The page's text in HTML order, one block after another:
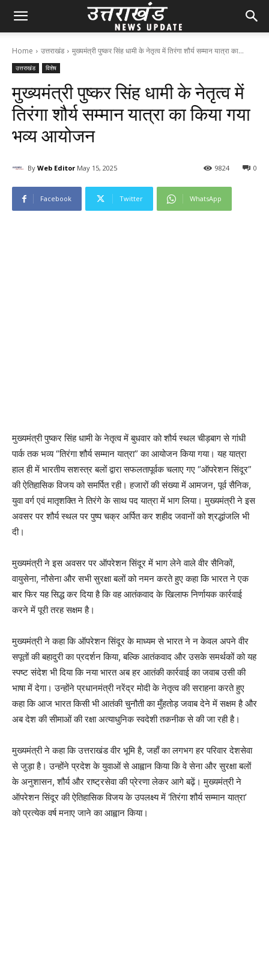
Home उत्तराखंड मुख्यमंत्री पुष्कर सिंह धामी के नेतृत्व में तिरंगा शौर्य सम्मान यात्रा का...
उत्तराखंड विशेष
मुख्यमंत्री पुष्कर सिंह धामी के नेतृत्व में
तिरंगा शौर्य सम्मान यात्रा का किया गया
भव्य आयोजन
By Web Editor May 15, 2025 0
9824
Facebook Twitter WhatsApp
मुख्यमंत्री पुष्कर सिंह धामी के नेतृत्व में बुधवार को शौर्य स्थल चीड़बाग से गांधी
पार्क तक भव्य “तिरंगा शौर्य सम्मान यात्रा” का आयोजन किया गया। यह यात्रा
हाल ही में भारतीय सशस्त्र बलों द्वारा सफलतापूर्वक चलाए गए “ऑपरेशन सिंदूर”
की ऐतिहासिक विजय को समर्पित रही। हजारों की संख्या में आमजन, पूर्व सैनिक,
युवा वर्ग एवं मातृशक्ति ने तिरंगे के साथ पद यात्रा में भाग लिया। मुख्यमंत्री ने इस
अवसर पर शौर्य स्थल पर पुष्प चक्र अर्पित कर शहीद जवानों को श्रद्धांजलि भी
दी।
मुख्यमंत्री ने इस अवसर पर ऑपरेशन सिंदूर में भाग लेने वाले वीर सैनिकों,
वायुसेना, नौसेना और सभी सुरक्षा बलों को नमन करते हुए कहा कि भारत ने एक
बार फिर यह सिद्ध कर दिया है कि वह आतंकवाद के खिलाफ निर्णायक कार्रवाई
करने में पूरी तरह सक्षम है।
मुख्यमंत्री ने कहा कि ऑपरेशन सिंदूर के माध्यम से भारत ने न केवल अपने वीर
सपूतों की बहादुरी का प्रदर्शन किया, बल्कि आतंकवाद और उसके समर्थकों को यह
स्पष्ट संदेश भी दिया कि नया भारत अब हर आतंकी कार्रवाई का जवाब उसी की
भाषा में देगा। उन्होंने प्रधानमंत्री नरेंद्र मोदी के नेतृत्व की सराहना करते हुए
कहा कि आज भारत किसी भी आतंकी चुनौती का मुँहतोड़ जवाब देने में सक्षम है और
अब देश की सीमाओं की रक्षा अत्याधुनिक स्वदेशी तकनीक से की जा रही है।
मुख्यमंत्री ने कहा कि उत्तराखंड वीर भूमि है, जहाँ का लगभग हर परिवार देशसेवा
से जुड़ा है। उन्होंने प्रदेश के युवाओं से आह्वान किया कि वे सेना और सुरक्षा बलों
के अनुशासन, शौर्य और राष्ट्रसेवा की प्रेरणा लेकर आगे बढ़ें। मुख्यमंत्री ने
ऑपरेशन सिंदूर की ऐतिहासिक विजय के उपलक्ष्य में ‘तिरंगा शौर्य सम्मान यात्रा’
को प्रत्येक वर्ष मनाए जाने का आह्वान किया।